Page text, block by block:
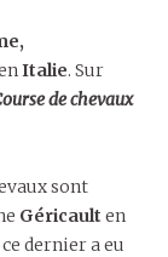
Italie. Sur
de chevaux
sont
Géricault en
dernier a eu